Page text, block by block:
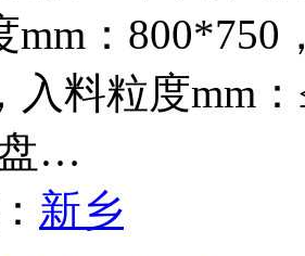
mm：
入料粒度mm
…
新乡